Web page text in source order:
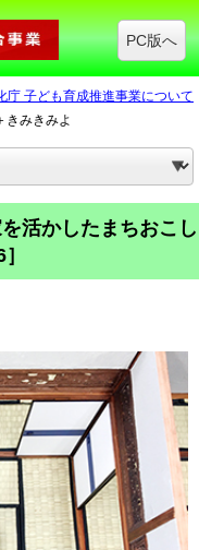
PC版へ
庁 子ども育成推進事業について
みきみよ
活かしたまちおこし